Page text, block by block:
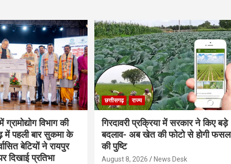
विभाग की
में पहली बार सुकमा के
बेटियों ने रायपुर
प्रतिभा
छत्तीसगढ़ राज्य
गिरदावरी प्रक्रिया में सरकार ने किए बड़े
बदलाव- अब खेत की फोटो से होगी फसल
की पुष्टि
August 8, 2026 News Desk